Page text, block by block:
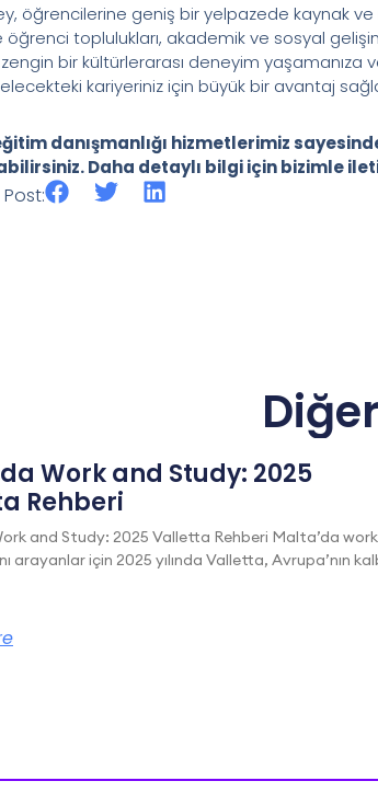
öğrencilerine geniş bir yelpazede kaynak
öğrenci toplulukları, akademik ve sosyal
bir kültürlerarası deneyim yaşamanıza
kariyeriniz için büyük bir avantaj
danışmanlığı hizmetlerimiz
Daha detaylı bilgi için bizimle
Work and Study: 2025
Rehberi
and Study: 2025 Valletta Rehberi Malta’da
arayanlar için 2025 yılında Valletta, Avrupa’nın